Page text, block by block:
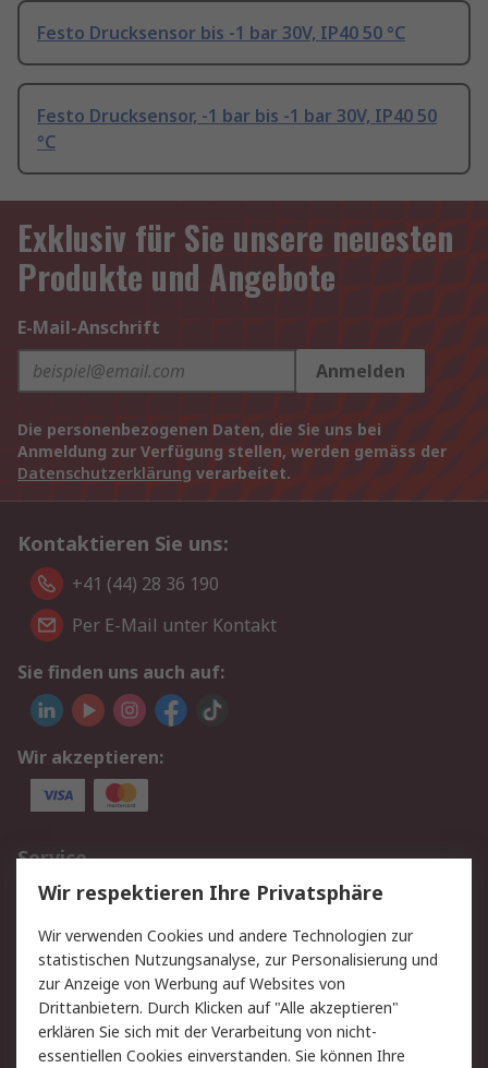
Festo Drucksensor bis -1 bar 30V, IP40 50 °C
Festo Drucksensor, -1 bar bis -1 bar 30V, IP40 50
°C
Exklusiv für Sie unsere neuesten
Produkte und Angebote
E-Mail-Anschrift
Anmelden
Die personenbezogenen Daten, die Sie uns bei
Anmeldung zur Verfügung stellen, werden gemäss der
Datenschutzerklärung verarbeitet.
Kontaktieren Sie uns:
+41 (44) 28 36 190
Per E-Mail unter Kontakt
Sie finden uns auch auf:
Wir akzeptieren:
Service
Value Added Services
Lieferlösungen
Rücksendungen
Kontakt
Hilfe
Rechtliches
AGB Datenschutz
Wir respektieren Ihre Privatsphäre
Wir verwenden Cookies und andere Technologien zur
statistischen Nutzungsanalyse, zur Personalisierung und
zur Anzeige von Werbung auf Websites von
Drittanbietern. Durch Klicken auf "Alle akzeptieren"
erklären Sie sich mit der Verarbeitung von nicht-
essentiellen Cookies einverstanden. Sie können Ihre